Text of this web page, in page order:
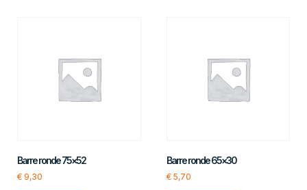
Barre ronde 75×52
€ 9,30
Barre ronde 65×30
€5,70